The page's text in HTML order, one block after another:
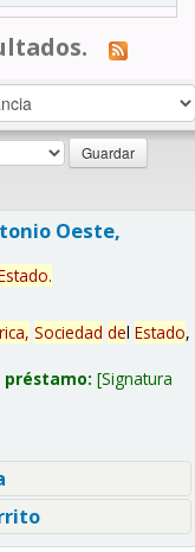
Oeste,
.
Sociedad del Estado,
préstamo: Signatura